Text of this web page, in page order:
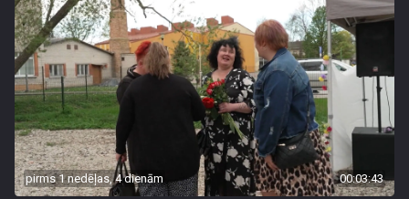
pirms 1 nedēļas, 4 dienām 00:03:43